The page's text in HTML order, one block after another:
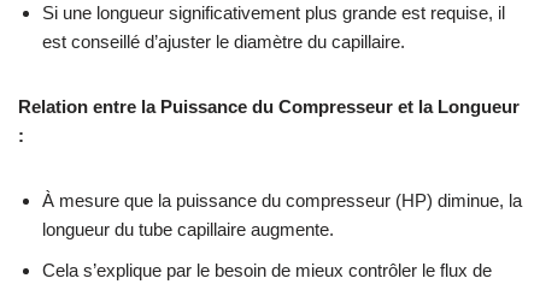
Si une longueur significativement plus grande est requise, il
est conseillé d’ajuster le diamètre du capillaire.
Relation entre la Puissance du Compresseur et la Longueur
:
À mesure que la puissance du compresseur (HP) diminue, la
longueur du tube capillaire augmente.
Cela s’explique par le besoin de mieux contrôler le flux de